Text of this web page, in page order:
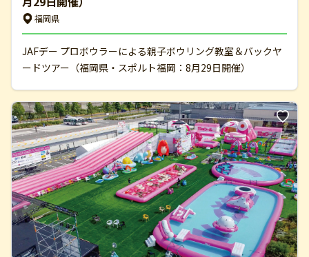
福岡県
JAFデー プロボウラーによる親子ボウリング教室＆バックヤ
ードツアー（福岡県・スポルト福岡：8月29日開催）